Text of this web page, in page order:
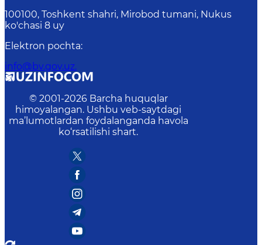
100100, Toshkent shahri, Mirobod tumani, Nukus
ko'chasi 8 uy
Elektron pochta:
info@bv.gov.uz.
© 2001-2026 Barcha huquqlar
himoyalangan. Ushbu veb-saytdagi
ma’lumotlardan foydalanganda havola
ko‘rsatilishi shart.